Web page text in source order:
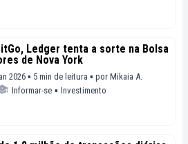
Ledger tenta a sorte na Bolsa
de Nova York
2026 ▪ 5 min de leitura ▪ por Mikaia A.
Informar-se ▪ Investimento